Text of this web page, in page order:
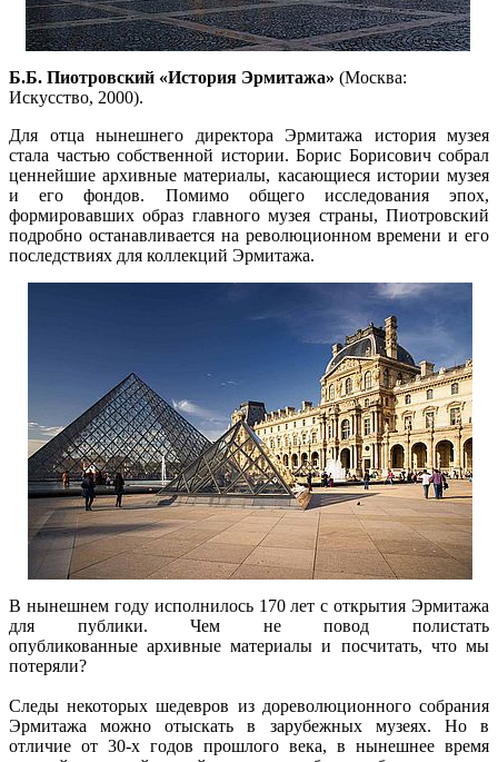
Б.Б. Пиотровский «История Эрмитажа» (Москва:
Искусство, 2000).
Для отца нынешнего директора Эрмитажа история музея
стала частью собственной истории. Борис Борисович собрал
ценнейшие архивные материалы, касающиеся истории музея
и его фондов. Помимо общего исследования эпох,
формировавших образ главного музея страны, Пиотровский
подробно останавливается на революционном времени и его
последствиях для коллекций Эрмитажа.
В нынешнем году исполнилось 170 лет с открытия Эрмитажа
для публики. Чем не повод полистать
опубликованные архивные материалы и посчитать, что мы
потеряли?
Следы некоторых шедевров из дореволюционного собрания
Эрмитажа можно отыскать в зарубежных музеях. Но в
отличие от 30-х годов прошлого века, в нынешнее время